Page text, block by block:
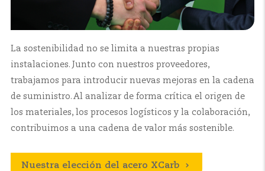
La sostenibilidad no se limita a nuestras propias
instalaciones. Junto con nuestros proveedores,
trabajamos para introducir nuevas mejoras en la cadena
de suministro. Al analizar de forma crítica el origen de
los materiales, los procesos logísticos y la colaboración,
contribuimos a una cadena de valor más sostenible.
Nuestra elección del acero XCarb